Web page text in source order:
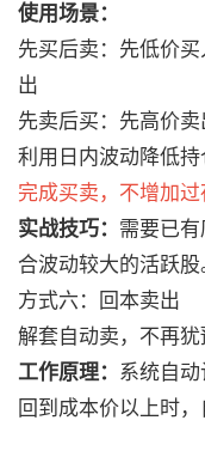
使用场景：
先买后卖：先低价
出
先卖后买：先高价
利用日内波动降低
完成买卖，不增加过
实战技巧： 需要已
合波动较大的活跃股
方式六：回本卖出
解套自动卖，不再犹
工作原理： 系统自
回到成本价以上时，